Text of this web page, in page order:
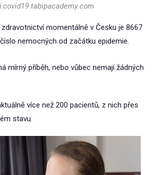
momentálně v Česku je 8667
nemocných od začátku epidemie.
mírný příběh, nebo vůbec nemají žádných
více než 200 pacientů, z nich přes
stavu.